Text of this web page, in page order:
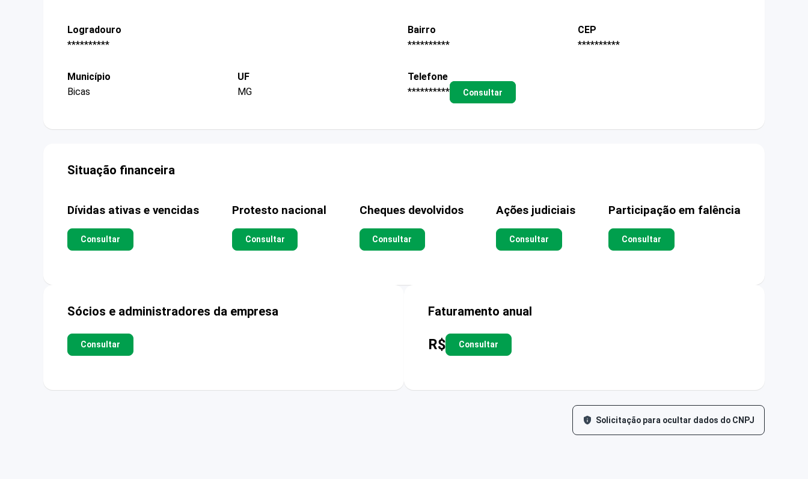
Logradouro
**********
Bairro
**********
CEP
**********
Município
Bicas
UF
MG
Telefone
**********
Consultar
Situação financeira
Dívidas ativas e vencidas
Consultar
Protesto nacional
Consultar
Cheques devolvidos
Consultar
Ações judiciais
Consultar
Participação em falência
Consultar
Sócios e administradores da empresa
Consultar
Faturamento anual
R$ Consultar
Solicitação para ocultar dados do CNPJ